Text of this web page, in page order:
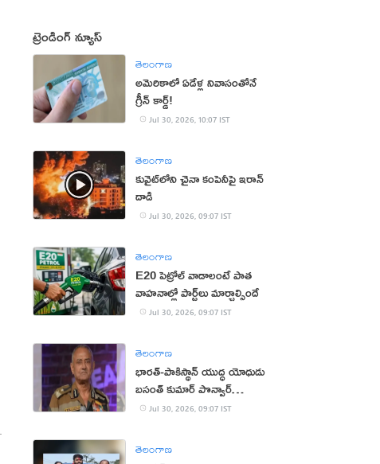
ట్రెండింగ్ న్యూస్
తెలంగాణ
అమెరికాలో ఏడేళ్ల నివాసంతోనే
గ్రీన్ కార్డ్!
Jul 30, 2026, 10:07 IST
తెలంగాణ
కువైట్‌లోని చైనా కంపెనీపై ఇరాన్
దాడి
Jul 30, 2026, 09:07 IST
తెలంగాణ
E20 పెట్రోల్ వాడాలంటే పాత
వాహనాల్లో పార్ట్‌లు మార్చాల్సిందే
Jul 30, 2026, 09:07 IST
తెలంగాణ
భార‌త్‌-పాకిస్థాన్ యుద్ధ యోధుడు
బ‌సంత్ కుమార్ పొన్వార్‌
క‌న్నుమూత‌
Jul 30, 2026, 09:07 IST
తెలంగాణ